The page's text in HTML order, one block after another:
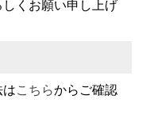
くお願い申し上げ
はこちらからご確認